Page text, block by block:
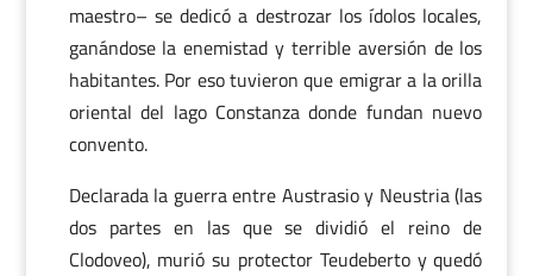
maestro– se dedicó a destrozar los ídolos locales,
ganándose la enemistad y terrible aversión de los
habitantes. Por eso tuvieron que emigrar a la orilla
oriental del lago Constanza donde fundan nuevo
convento.
Declarada la guerra entre Austrasio y Neustria (las
dos partes en las que se dividió el reino de
Clodoveo), murió su protector Teudeberto y quedó